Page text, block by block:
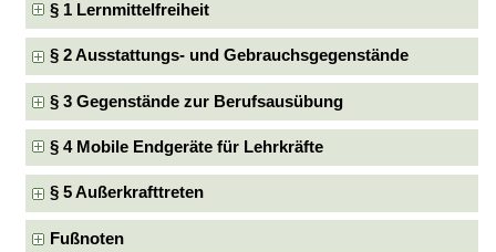
§ 1 Lernmittelfreiheit
§ 2 Ausstattungs- und Gebrauchsgegenstände
§ 3 Gegenstände zur Berufsausübung
§ 4 Mobile Endgeräte für Lehrkräfte
§ 5 Außerkrafttreten
Fußnoten